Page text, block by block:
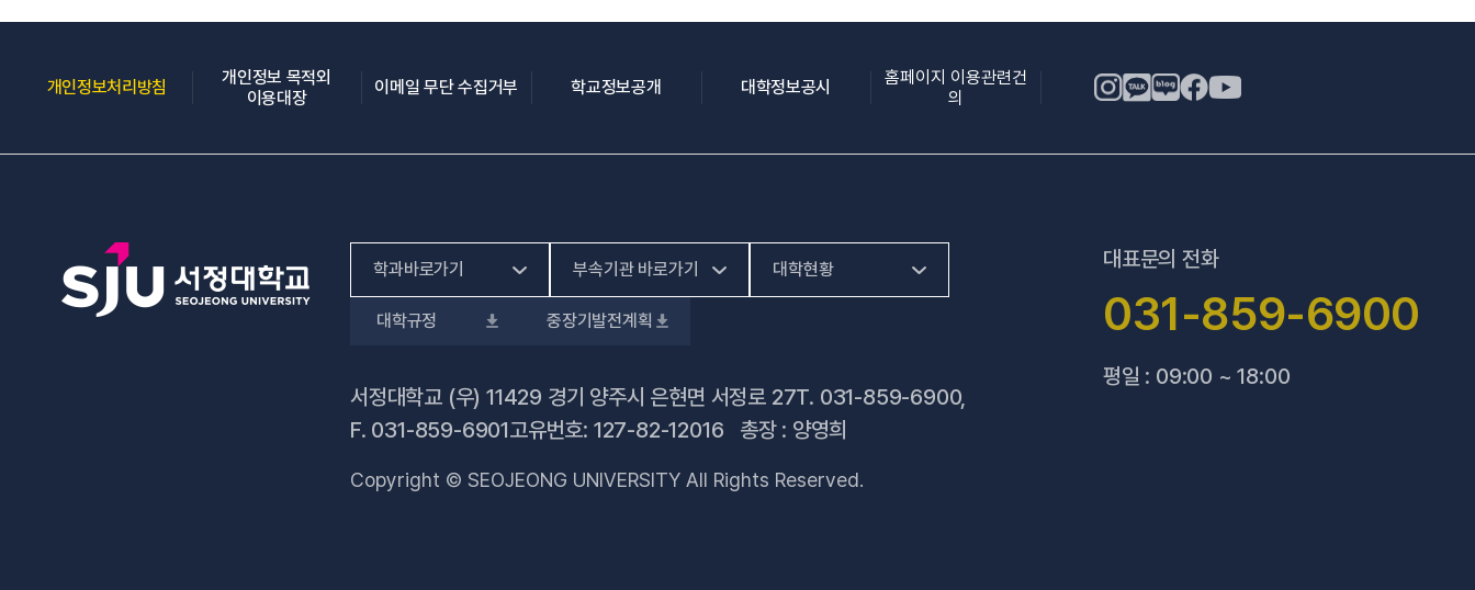
개인정보처리방침 (새 창 열림)개인정보 목적외
이용대장(새 창 열림)이메일 무단 수집거부(새 창 열림)학교정보공개 대학정보공시 (새 창 열림)홈페이지 이용관련건
의
학과바로가기
인문사회계열
공학계열
전문기술석사
부속기관 바로가기
HiVE센터(새 창 열림)
리지원센터 (새 창 열림)
대학현황
업무추진비 사용내역
법정위원회 회의록
대학규정 중장기발전계획
서정대학교 (우) 11429 경기 양주시 은현면 서정로 27T. 031-859-6900,
F. 031-859-6901고유번호: 127-82-12016 총장 : 양영희
Copyright © SEOJEONG UNIVERSITY All Rights Reserved.
대표문의 전화
031-859-6900
평일 : 09:00 ~ 18:00